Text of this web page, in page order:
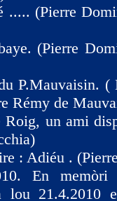
..... (Pierre
(Pierre
P.Mauvaisin. (
Rémy de
Roig, un ami
: Adiéu .
En memòri
lou 21.4.2010